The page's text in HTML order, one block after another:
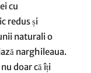
cu
redus și
naturali o
narghileaua.
doar că îți